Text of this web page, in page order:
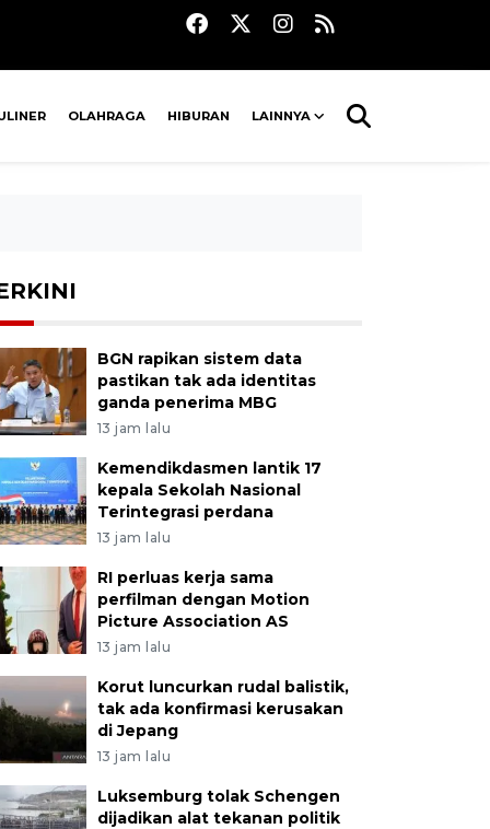
OLAHRAGA HIBURAN LAINNYA
BGN rapikan sistem data
pastikan tak ada identitas
ganda penerima MBG
13 jam lalu
Kemendikdasmen lantik 17
kepala Sekolah Nasional
Terintegrasi perdana
13 jam lalu
RI perluas kerja sama
perfilman dengan Motion
Picture Association AS
13 jam lalu
Korut luncurkan rudal balistik,
tak ada konfirmasi kerusakan
di Jepang
13 jam lalu
Luksemburg tolak Schengen
dijadikan alat tekanan politik